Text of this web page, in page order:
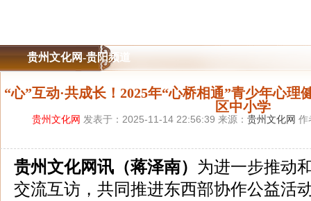
贵州文化网-贵阳频道
“心”互动·共成长！2025年“心桥相通”青少年心
区中小学
贵州文化网 发表于：2025-11-14 22:56:39 来源： 贵州文化网 作
贵州文化网讯（蒋泽南） 为进一步推动
交流互访，共同推进东西部协作公益活